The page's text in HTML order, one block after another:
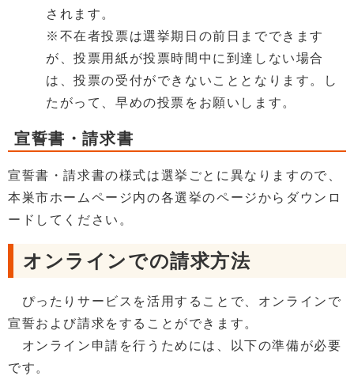
されます。
※不在者投票は選挙期日の前日までできます
が、投票用紙が投票時間中に到達しない場合
は、投票の受付ができないこととなります。し
たがって、早めの投票をお願いします。
宣誓書・請求書
宣誓書・請求書の様式は選挙ごとに異なりますので、
本巣市ホームページ内の各選挙のページからダウンロ
ードしてください。
オンラインでの請求方法
ぴったりサービスを活用することで、オンラインで
宣誓および請求をすることができます。
オンライン申請を行うためには、以下の準備が必要
です。